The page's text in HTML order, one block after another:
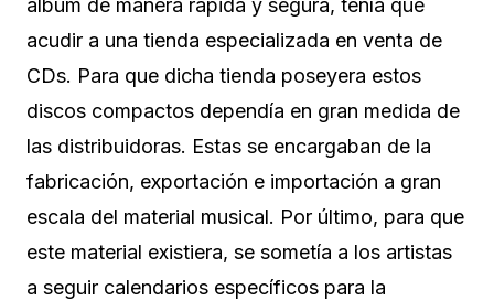
álbum de manera rápida y segura, tenía que
acudir a una tienda especializada en venta de
CDs. Para que dicha tienda poseyera estos
discos compactos dependía en gran medida de
las distribuidoras. Estas se encargaban de la
fabricación, exportación e importación a gran
escala del material musical. Por último, para que
este material existiera, se sometía a los artistas
a seguir calendarios específicos para la